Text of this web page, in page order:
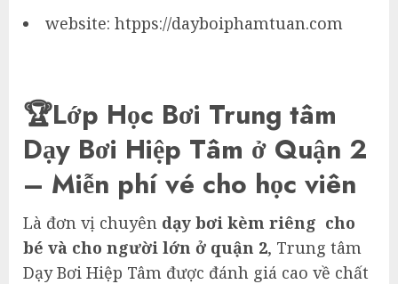
website: htpps://dayboiphamtuan.com
🏆Lớp Học Bơi Trung tâm
Dạy Bơi Hiệp Tâm ở Quận 2
– Miễn phí vé cho học viên
Là đơn vị chuyên dạy bơi kèm riêng cho
bé và cho người lớn ở quận 2, Trung tâm
Dạy Bơi Hiệp Tâm được đánh giá cao về chất